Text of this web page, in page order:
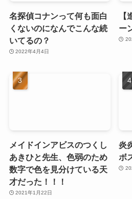
名探偵コナンって何も面白
くないのになんでこんな続
いてるの？
2022年4月4日
ー
メイドインアビスのつくし
あきひと先生、色弱のため
数字で色を見分けている天
才だった！！！
2021年1月22日
炎
ボ